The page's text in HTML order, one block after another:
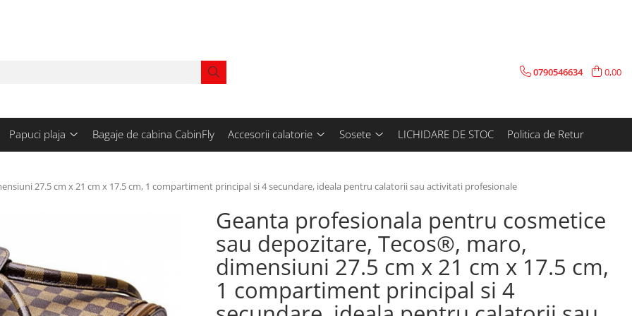
0790546634 0,00
Papuci plaja Bagaje de cabina CabinFly Accesorii calatorie Sosete LICHIDARE DE STOC Politica de Retur
27.5 cm x 21 cm x 17.5 cm, 1 compartiment principal si 4 secundare, ideala pentru calatorii sau activitati profesionale
Geanta profesionala pentru cosmetice
sau depozitare, Tecos®, maro,
dimensiuni 27.5 cm x 21 cm x 17.5 cm,
1 compartiment principal si 4